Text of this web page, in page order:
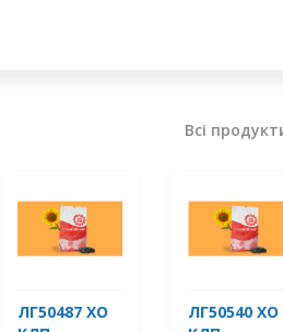
ЛГ50487 ХО
ЛГ50540 ХО
Всі